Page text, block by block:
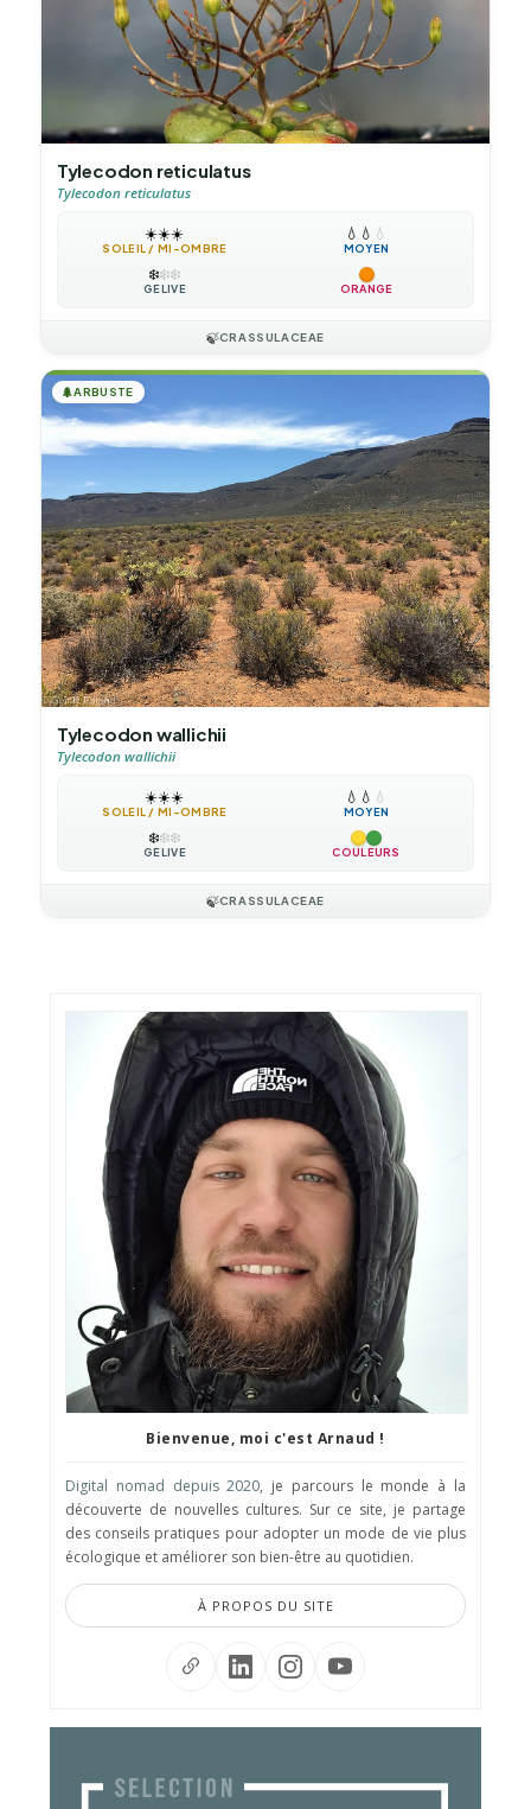
Tylecodon reticulatus
Tylecodon reticulatus
☀️☀️☀️
SOLEIL / MI-OMBRE
💧 💧 💧
MOYEN
❄️❄️❄️
GÉLIVE ORANGE
🍃CRASSULACEAE
🌲ARBUSTE
Tylecodon wallichii
Tylecodon wallichii
☀️☀️☀️
SOLEIL / MI-OMBRE
💧 💧 💧
MOYEN
❄️❄️❄️
GÉLIVE COULEURS
🍃CRASSULACEAE
Bienvenue, moi c'est Arnaud !
Digital nomad depuis 2020, je parcours le monde à la
découverte de nouvelles cultures. Sur ce site, je partage
des conseils pratiques pour adopter un mode de vie plus
écologique et améliorer son bien-être au quotidien.
À PROPOS DU SITE